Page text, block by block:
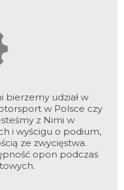
bierzemy udział w
w Polsce czy
z Nimi w
i wyścigu o podium,
ze zwycięstwa.
opon podczas